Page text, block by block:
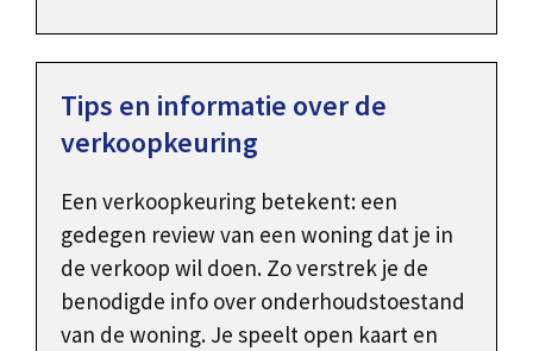
Tips en informatie over de
verkoopkeuring
Een verkoopkeuring betekent: een
gedegen review van een woning dat je in
de verkoop wil doen. Zo verstrek je de
benodigde info over onderhoudstoestand
van de woning. Je speelt open kaart en